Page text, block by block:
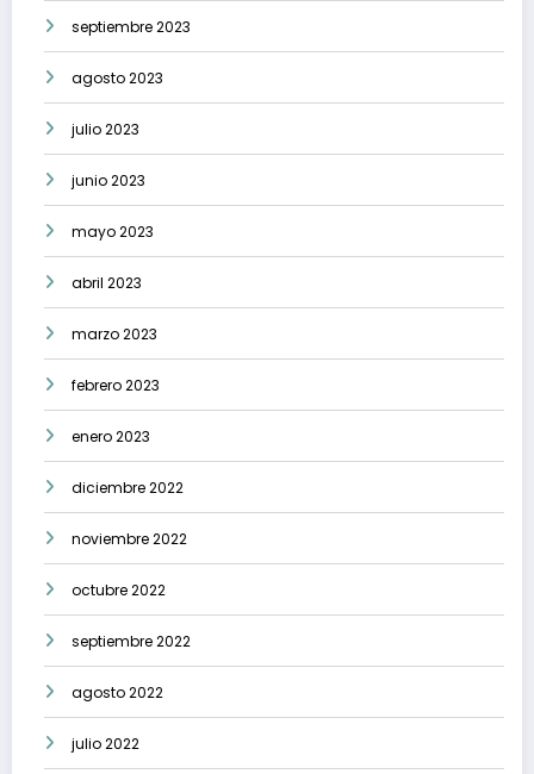
septiembre 2023
agosto 2023
julio 2023
junio 2023
mayo 2023
abril 2023
marzo 2023
febrero 2023
enero 2023
diciembre 2022
noviembre 2022
octubre 2022
septiembre 2022
agosto 2022
julio 2022